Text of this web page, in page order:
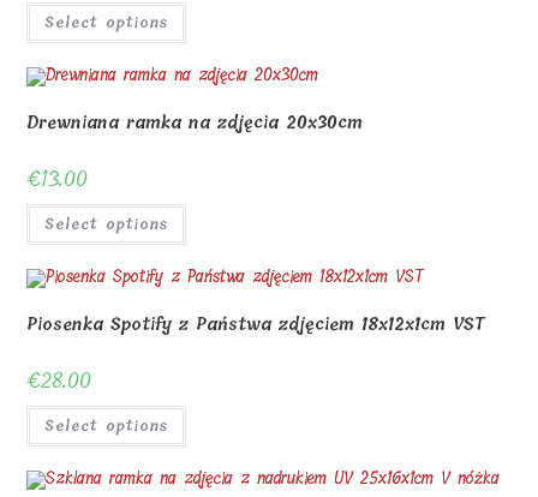
Select options
Drewniana ramka na zdjęcia 20x30cm
€13.00
Select options
Piosenka Spotify z Państwa zdjęciem 18x12x1cm VST
€28.00
Select options